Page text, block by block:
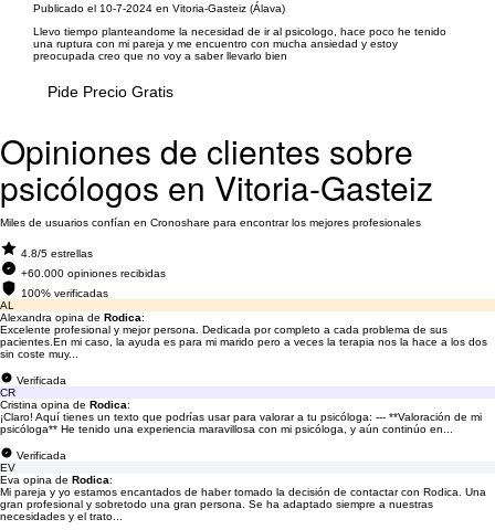
Publicado el 10-7-2024 en Vitoria-Gasteiz (Álava)
Llevo tiempo planteandome la necesidad de ir al psicologo, hace poco he tenido
una ruptura con mi pareja y me encuentro con mucha ansiedad y estoy
preocupada creo que no voy a saber llevarlo bien
Pide Precio Gratis
Opiniones de clientes sobre
psicólogos en Vitoria-Gasteiz
Miles de usuarios confían en Cronoshare para encontrar los mejores profesionales
4.8/5 estrellas
+60.000 opiniones recibidas
100% verificadas
AL
Alexandra opina de Rodica:
Excelente profesional y mejor persona. Dedicada por completo a cada problema de sus
pacientes.En mi caso, la ayuda es para mi marido pero a veces la terapia nos la hace a los dos
sin coste muy...
Verificada
CR
Cristina opina de Rodica:
¡Claro! Aquí tienes un texto que podrías usar para valorar a tu psicóloga: --- **Valoración de mi
psicóloga** He tenido una experiencia maravillosa con mi psicóloga, y aún continúo en...
Verificada
EV
Eva opina de Rodica:
Mi pareja y yo estamos encantados de haber tomado la decisión de contactar con Rodica. Una
gran profesional y sobretodo una gran persona. Se ha adaptado siempre a nuestras
necesidades y el trato...